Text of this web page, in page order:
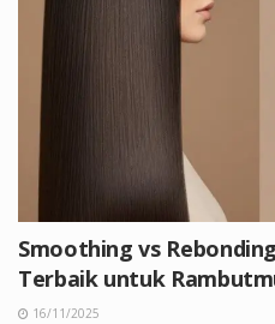
Smoothing vs
Terbaik untuk
16/11/2025